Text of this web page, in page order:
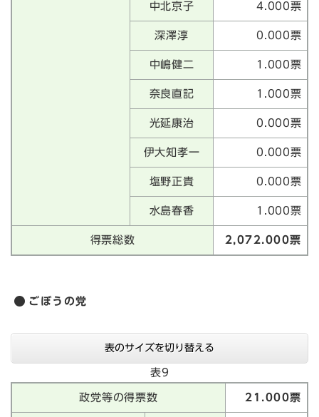
中北京子 4.000票
深澤淳 0.000票
中嶋健二 1.000票
奈良直記 1.000票
光延康治 0.000票
伊大知孝一 0.000票
塩野正貴 0.000票
水島春香 1.000票
得票総数 2,072.000票
ごぼうの党
表のサイズを切り替える
表9
政党等の得票数 21.000票